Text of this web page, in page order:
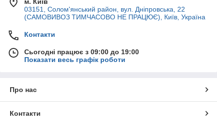
03151, Солом'янський район, вул. Дніпровська, 22
(САМОВИВОЗ ТИМЧАСОВО НЕ ПРАЦЮЄ), Київ, Україна
Контакти
Сьогодні працює з 09:00 до 19:00
Показати весь графік роботи
Про нас
Контакти